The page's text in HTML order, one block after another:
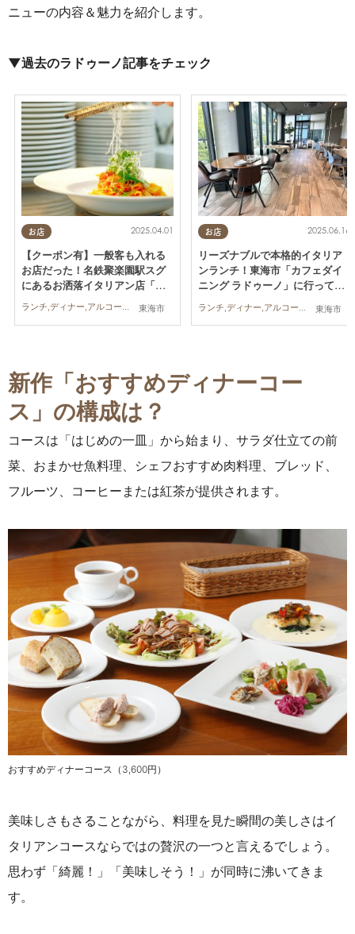
ニューの内容＆魅力を紹介します。
▼過去のラドゥーノ記事をチェック
お店
東海市
2025.04.01
【クーポン有】一般客も入れる
お店だった！名鉄聚楽園駅スグ
にあるお洒落イタリアン店「ラ
ランチ,ディナー,アルコール,カフェ,ちたまる広告,クーポン
お店
東海市
2025.06.16
リーズナブルで本格的イタリア
ンランチ！東海市「カフェダイ
ニング ラドゥーノ」に行ってみ
ランチ,ディナー,アルコール,カフェ,まちネタ,行ってみたレポ
新作「おすすめディナーコー
ス」の構成は？
コースは「はじめの一皿」から始まり、サラダ仕立ての前
菜、おまかせ魚料理、シェフおすすめ肉料理、ブレッド、
フルーツ、コーヒーまたは紅茶が提供されます。
おすすめディナーコース（3,600円）
美味しさもさることながら、料理を見た瞬間の美しさはイ
タリアンコースならではの贅沢の一つと言えるでしょう。
思わず「綺麗！」「美味しそう！」が同時に沸いてきま
す。